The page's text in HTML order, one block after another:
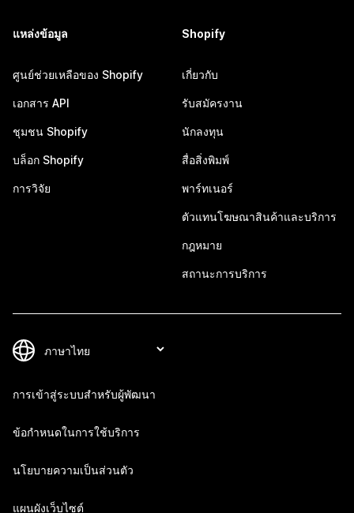
แหล่งข้อมูล
ศูนย์ช่วยเหลือของ Shopify
เอกสาร API
ชุมชน Shopify
บล็อก Shopify
การวิจัย
Shopify
เกี่ยวกับ
รับสมัครงาน
นักลงทุน
สื่อสิ่งพิมพ์
พาร์ทเนอร์
ตัวแทนโฆษณาสินค้าและบริการ
กฎหมาย
สถานะการบริการ
การเข้าสู่ระบบสำหรับผู้พัฒนา
ข้อกำหนดในการใช้บริการ
นโยบายความเป็นส่วนตัว
แผนผังเว็บไซต์